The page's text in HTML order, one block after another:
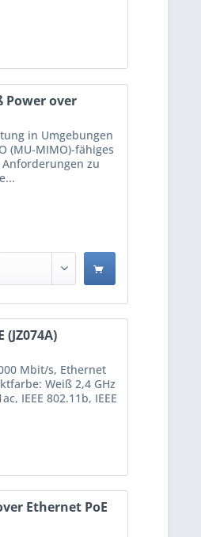
Power over
in Umgebungen
(MU-MIMO)-fähiges
zu
Mbit/s, Ethernet
Weiß 2,4 GHz
IEEE 802.11b, IEEE
Ethernet PoE